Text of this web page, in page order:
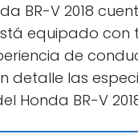
BR-V 2018
equipado
de
detalle las
Honda BR-V